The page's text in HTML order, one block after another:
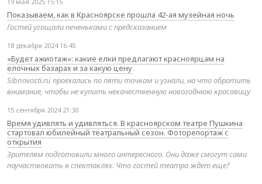
Показываем, как в Красноярске прошла 42-ая музейная ночь
Гостей угощали печеньками с предсказанием
18 декабря 2024 16:45
«Будет ажиотаж»: какие елки предлагают красноярцам на
елочных базарах и за какую цену
Sibnovosti.ru проехались по пяти точкам и узнали, на что обратить
внимание, чтобы не купить некачественную новогоднюю красавицу
15 сентября 2024 21:30
Время удивлять и удивляться. В красноярском театре Пушкина
стартовал юбилейный театральный сезон. Фоторепортаж с
открытия
Зрителям подготовили много интересного. Они даже смогут сами
поучаствовать в спектаклях. Что гостей театра ждет еще?